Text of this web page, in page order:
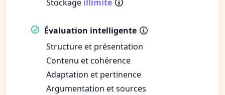
Stockage illimité
Évaluation intelligente
Structure et présentation
Contenu et cohérence
Adaptation et pertinence
Argumentation et sources